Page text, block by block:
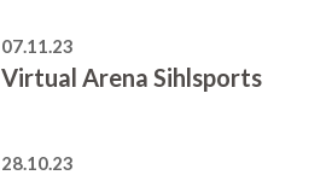
07.11.23
Virtual Arena Sihlsports
28.10.23